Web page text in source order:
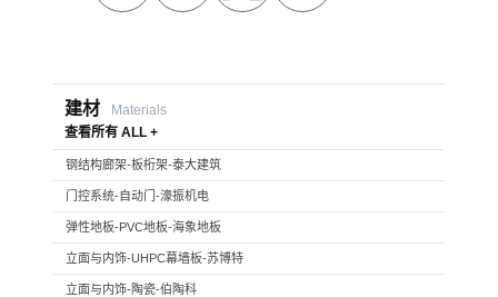
建材
Materials
查看所有 ALL +
钢结构廊架-板桁架-泰大建筑
门控系统-自动门-濠振机电
弹性地板-PVC地板-海象地板
立面与内饰-UHPC幕墙板-苏博特
立面与内饰-陶瓷-伯陶科